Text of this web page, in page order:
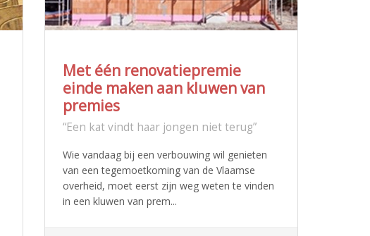
Met één renovatiepremie
einde maken aan kluwen van
premies
“Een kat vindt haar jongen niet terug”
Wie vandaag bij een verbouwing wil genieten
van een tegemoetkoming van de Vlaamse
overheid, moet eerst zijn weg weten te vinden
in een kluwen van prem...